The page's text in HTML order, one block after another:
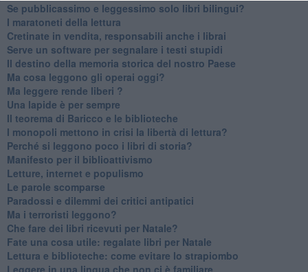
Se pubblicassimo e leggessimo solo libri bilingui?
I maratoneti della lettura
Cretinate in vendita, responsabili anche i librai
Serve un software per segnalare i testi stupidi
​Il destino della memoria storica del nostro Paese
Ma cosa leggono gli operai oggi?
Ma leggere rende liberi ?
​Una lapide è per sempre
Il teorema di Baricco e le biblioteche
I monopoli mettono in crisi la libertà di lettura?
​Perché si leggono poco i libri di storia?
​Manifesto per il biblioattivismo
Letture, internet e populismo
​Le parole scomparse
​Paradossi e dilemmi dei critici antipatici
Ma i terroristi leggono?
​Che fare dei libri ricevuti per Natale?
​Fate una cosa utile: regalate libri per Natale
​Lettura e biblioteche: come evitare lo strapiombo
Leggere in una lingua che non ci è familiare